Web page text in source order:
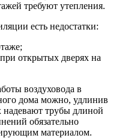
требуют утепления.
есть недостатки:
открытых дверях на
воздуховода в
дома можно, удлинив
трубы длиной
обязательно
материалом.